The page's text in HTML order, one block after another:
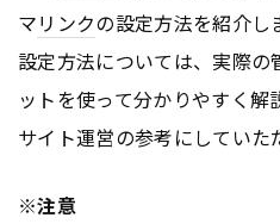
マリンクの設定方法を紹介し
設定方法については、実際の
ットを使って分かりやすく
サイト運営の参考にしていた
※注意